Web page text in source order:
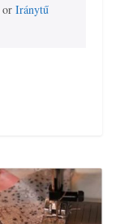
orIránytű